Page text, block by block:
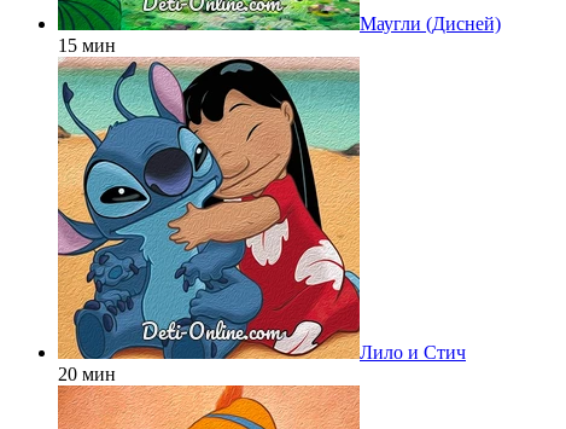
Маугли (Дисней)
15 мин
Лило и Стич
20 мин